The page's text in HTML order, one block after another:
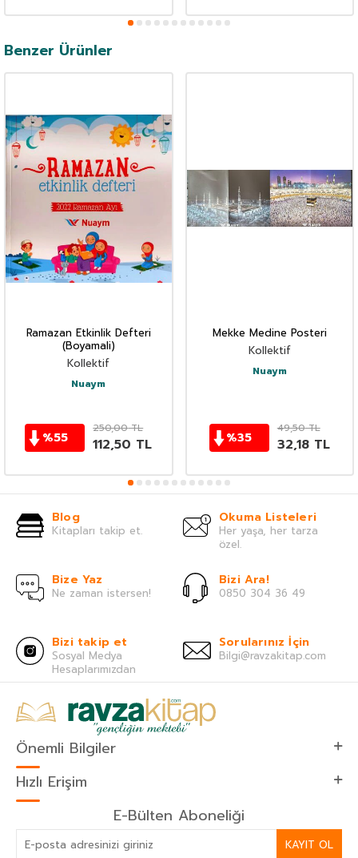
Benzer Ürünler
Ramazan Etkinlik Defteri
(Boyamali)
Kollektif
Nuaym
%55
250,00TL
112,50 TL
Mekke Medine Posteri
Kollektif
Nuaym
%35
49,50TL
32,18TL
Blog
Kitapları takip et.
Okuma Listeleri
Her yaşa, her tarza
özel.
Bize Yaz
Ne zaman istersen!
Bizi Ara!
0850 304 36 49
Bizi takip et
Sosyal Medya
Hesaplarımızdan
Sorularınız İçin
Bilgi@ravzakitap.com
Önemli Bilgiler
Hızlı Erişim
E-Bülten Aboneliği
KAYIT OL